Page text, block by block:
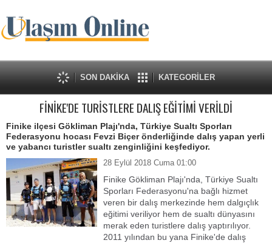
SON DAKİKA KATEGORİLER
FİNİKE'DE TURİSTLERE DALIŞ EĞİTİMİ VERİLDİ
Finike ilçesi Gökliman Plajı'nda, Türkiye Sualtı Sporları
Federasyonu hocası Fevzi Biçer önderliğinde dalış yapan yerli
ve yabancı turistler sualtı zenginliğini keşfediyor.
28 Eylül 2018 Cuma 01:00
Finike Gökliman Plajı'nda, Türkiye Sualtı
Sporları Federasyonu'na bağlı hizmet
veren bir dalış merkezinde hem dalgıçlık
eğitimi veriliyor hem de sualtı dünyasını
merak eden turistlere dalış yaptırılıyor.
2011 yılından bu yana Finike'de dalış